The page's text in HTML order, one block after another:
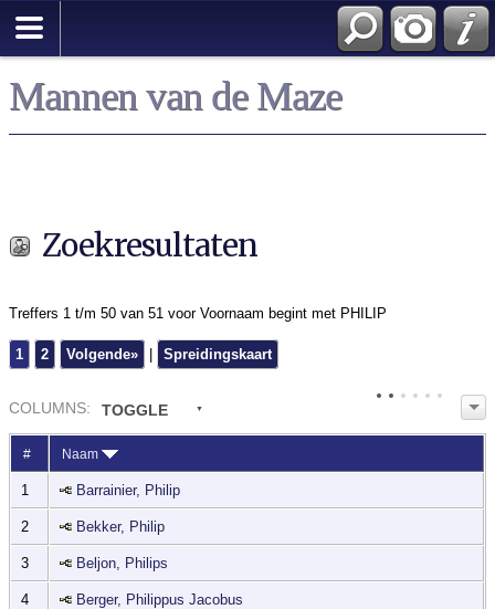
Mannen van de Maze
Zoekresultaten
Treffers 1 t/m 50 van 51 voor Voornaam begint met PHILIP
1 2 Volgende» Spreidingskaart
COLUMNS: TOGGLE
# Naam
1 Barrainier, Philip
2 Bekker, Philip
3 Beljon, Philips
4 Berger, Philippus Jacobus